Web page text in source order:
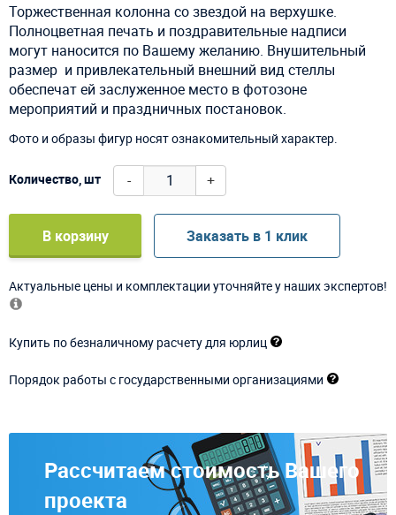
Торжественная колонна со звездой на верхушке.
Полноцветная печать и поздравительные надписи
могут наносится по Вашему желанию. Внушительный
размер и привлекательный внешний вид стеллы
обеспечат ей заслуженное место в фотозоне
мероприятий и праздничных постановок.
Фото и образы фигур носят ознакомительный характер.
Количество, шт - +
В корзину Заказать в 1 клик
Актуальные цены и комплектации уточняйте у наших экспертов!
Купить по безналичному расчету для юрлиц
Порядок работы с государственными организациями
Рассчитаем стоимость Вашего
проекта